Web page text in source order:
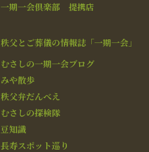
一期一会倶楽部 提携店
秩父とご葬儀の情報誌「一期一会」
むさしの一期一会ブログ
みや散歩
秩父弁だんべえ
むさしの探検隊
豆知識
長寿スポット巡り